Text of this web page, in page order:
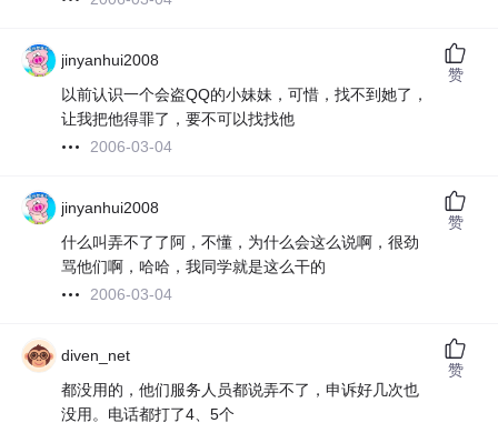
jinyanhui2008
以前认识一个会盗QQ的小妹妹，可惜，找不到她了，
让我把他得罪了，要不可以找找他
2006-03-04
赞
jinyanhui2008
什么叫弄不了了阿，不懂，为什么会这么说啊，很劲
骂他们啊，哈哈，我同学就是这么干的
2006-03-04
赞
diven_net
都没用的，他们服务人员都说弄不了，申诉好几次也
没用。电话都打了4、5个
赞